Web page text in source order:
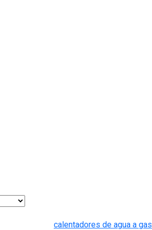
calentadores de agua a gas